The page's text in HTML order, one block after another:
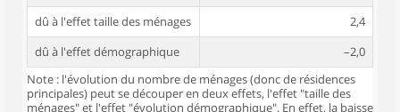
dû à l'effet taille des ménages
2,4
dû à l'effet démographique
–2,0
Note : l'évolution du nombre de ménages (donc de résidences
principales) peut se découper en deux effets, l'effet "taille des
ménages" et l'effet "évolution démographique". En effet, la baisse